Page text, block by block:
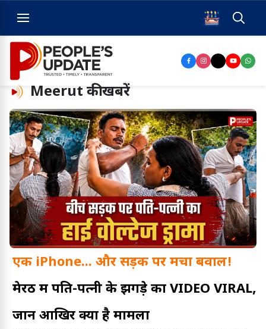
Meerut की खबरें
एक iPhone... और सड़क पर मचा बवाल!
मेरठ में पति-पत्नी के झगड़े का VIDEO VIRAL,
जानें आखिर क्या है मामला